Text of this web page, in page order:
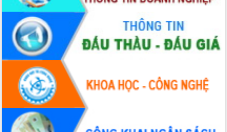
Đắk Lắk ký kết thỏa thuận hợp tác về
chuyển đổi số giai đoạn 2026 – 2030
với Tập đoàn Bưu chính Viễn thông
Việt Nam
Thứ trưởng Bộ Y tế làm việc với tỉnh
Đắk Lắk về phát triển nhân lực y tế
cho trạm y tế cấp xã
Du lịch Đắk Lắk nâng tầm trải nghiệm
du khách thông qua Hệ thống cơ sở dữ
liệu và Bản đồ số
Tập huấn ứng dụng trí tuệ nhân tạo (AI)
trong thương mại điện tử năm 2026